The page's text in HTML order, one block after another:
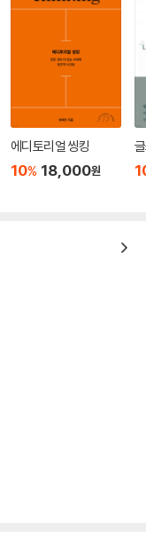
에디토리얼 씽킹
10% 18,000원